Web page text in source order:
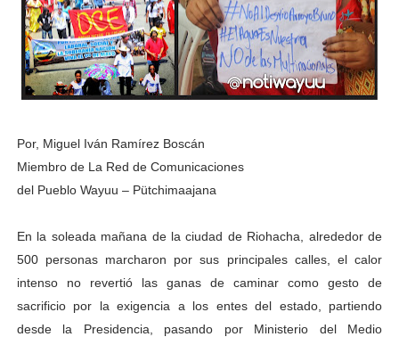
Por, Miguel Iván Ramírez Boscán
Miembro de La Red de Comunicaciones
del Pueblo Wayuu – Pütchimaajana
En la soleada mañana de la ciudad de Riohacha, alrededor de
500 personas marcharon por sus principales calles, el calor
intenso no revertió las ganas de caminar como gesto de
sacrificio por la exigencia a los entes del estado, partiendo
desde la Presidencia, pasando por Ministerio del Medio